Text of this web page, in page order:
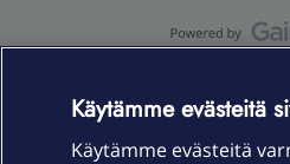
Käytämme evästeitä
Käytämme evästeitä